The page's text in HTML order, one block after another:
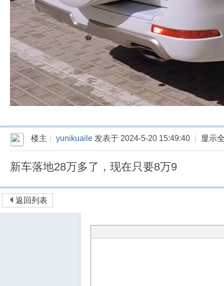
楼主 yunikuaile 发表于 2024-5-20 15:49:40 显示
新车落地28万多了，现在只要8万9
返回列表